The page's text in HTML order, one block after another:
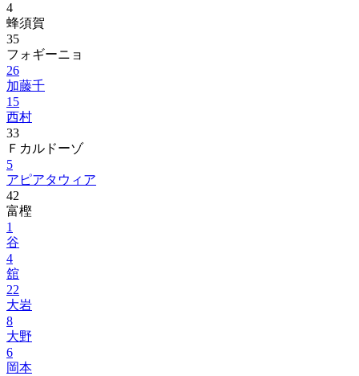
4
蜂須賀
35
フォギーニョ
26
加藤千
15
西村
33
Ｆカルドーゾ
5
アピアタウィア
42
富樫
1
谷
4
舘
22
大岩
8
大野
6
岡本